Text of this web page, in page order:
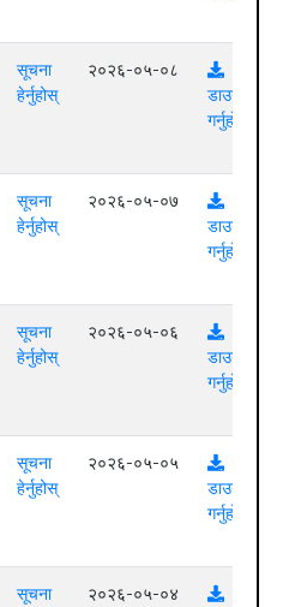
सूचना
हेर्नुहोस्
२०२६-०५-०८
डाउनलोड
गर्नुहोस्
सूचना
हेर्नुहोस्
२०२६-०५-०७
डाउनलोड
गर्नुहोस्
सूचना
हेर्नुहोस्
२०२६-०५-०६
डाउनलोड
गर्नुहोस्
सूचना
हेर्नुहोस्
२०२६-०५-०५
डाउनलोड
गर्नुहोस्
सूचना
२०२६-०५-०४